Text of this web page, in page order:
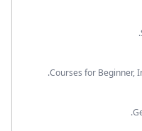
Courses for Beginner,